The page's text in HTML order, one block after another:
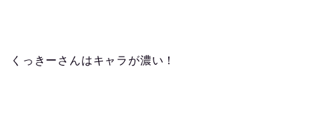
くっきーさんはキャラが濃い！